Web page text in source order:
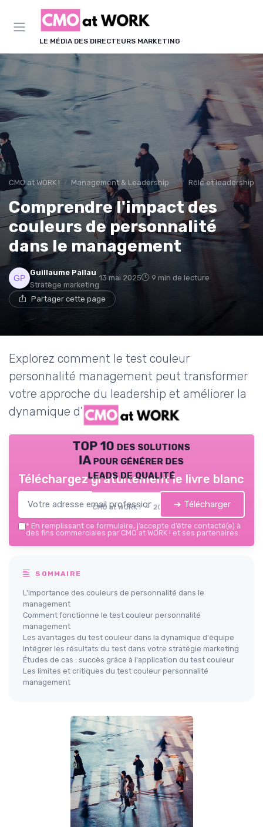
LE MÉDIA DES DIRECTEURS MARKETING
CMO at WORK ! Management & Leadership Marketing Rôle et leadership
Comprendre l'impact des
couleurs de personnalité
dans le management
Guillaume Pallau
Stratège marketing
13 mai 2025 9 min de lecture
Partager cette page
Explorez comment le test couleur
personnalité management peut transformer
votre approche du leadership et améliorer la
dynamique d'équipe.
TOP 10 des solutions
IA pour générer des
leads de qualité
CMO at WORK ! — 2026
Téléchargez gratuitement le livre blanc
➔ Télécharger
* En remplissant ce formulaire, j’accepte d’être contacté(e) à
des fins commerciales par CMO at WORK ! et ses partenaires.
SOMMAIRE
L'importance des couleurs de personnalité dans le
management
Comment fonctionne le test couleur personnalité
management
Les avantages du test couleur dans la dynamique d'équipe
Intégrer les résultats du test dans votre stratégie marketing
Études de cas : succès grâce à l'application du test couleur
Les limites et critiques du test couleur personnalité
management
Panneau de gestion des cookies